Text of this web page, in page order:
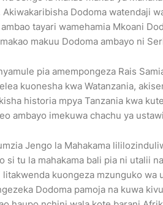
Akiwakaribisha Dodoma watendaji
ambao tayari wamehamia Mkoani
makuu Dodoma ambayo ni
pia amempongeza Rais
kuonesha kwa Watanzania,
historia mpya Tanzania kwa
ambayo imekuwa chachu ya
Jengo la Mahakama
si tu la mahakama bali pia ni utalii
litakwenda kuongeza mzunguko
Dodoma pamoja na kuwa